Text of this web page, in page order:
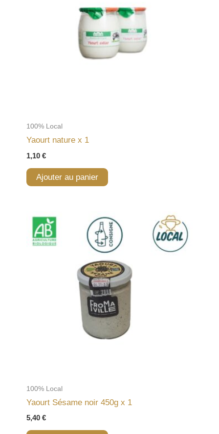
100% Local
Yaourt nature x 1
1,10 €
Ajouter au panier
100% Local
Yaourt Sésame noir 450g x 1
5,40 €